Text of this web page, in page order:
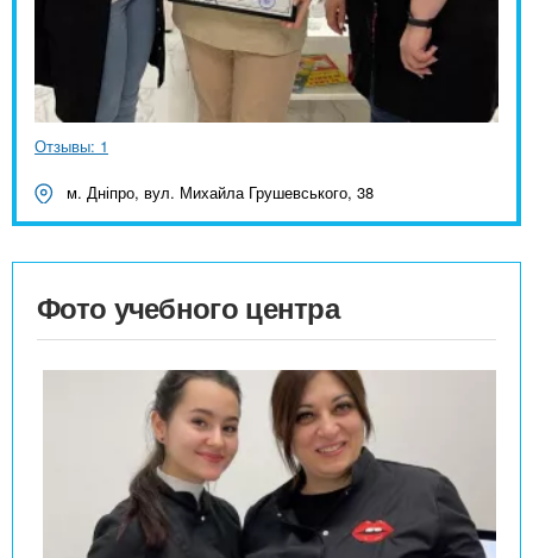
Отзывы: 1
м. Дніпро, вул. Михайла Грушевського, 38
Фото учебного центра